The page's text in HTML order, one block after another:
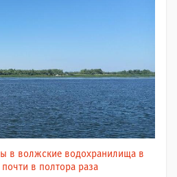
в волжские водохранилища в
в полтора раза